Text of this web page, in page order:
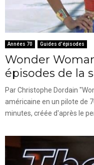
Années 70 Guides d'épisodes
Wonder
épisodes de la
Par Christophe Dordain
américaine en un pilote de
minutes, créée d'après le